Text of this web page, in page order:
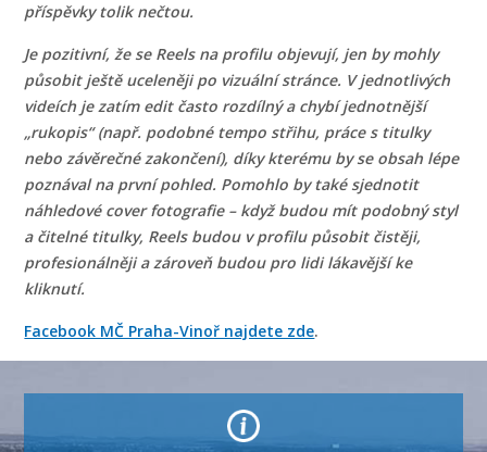
příspěvky tolik nečtou.
Je pozitivní, že se Reels na profilu objevují, jen by mohly
působit ještě uceleněji po vizuální stránce. V jednotlivých
videích je zatím edit často rozdílný a chybí jednotnější
„rukopis“ (např. podobné tempo střihu, práce s titulky
nebo závěrečné zakončení), díky kterému by se obsah lépe
poznával na první pohled. Pomohlo by také sjednotit
náhledové cover fotografie – když budou mít podobný styl
a čitelné titulky, Reels budou v profilu působit čistěji,
profesionálněji a zároveň budou pro lidi lákavější ke
kliknutí.
Facebook MČ Praha-Vinoř najdete zde.